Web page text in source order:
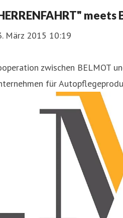
meets
März 2015 10:19
zwischen BELMOT
für